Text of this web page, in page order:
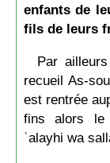
enfants de
fils de leurs
Par
recueil As-
est rentrée
fins alors le
ʿalayhi wa